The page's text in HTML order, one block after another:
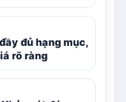
đủ hạng mục,
rõ ràng